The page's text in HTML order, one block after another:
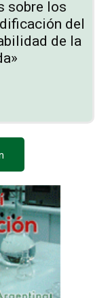
sobre los
del
de la